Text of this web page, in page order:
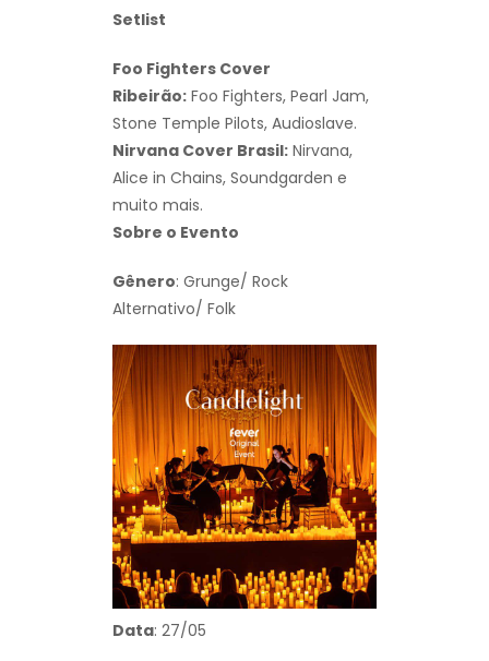
Setlist
Foo Fighters Cover
Ribeirão: Foo Fighters, Pearl Jam,
Stone Temple Pilots, Audioslave.
Nirvana Cover Brasil: Nirvana,
Alice in Chains, Soundgarden e
muito mais.
Sobre o Evento
Gênero: Grunge/ Rock
Alternativo/ Folk
Data: 27/05